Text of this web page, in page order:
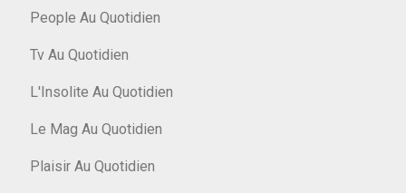
People Au Quotidien
Tv Au Quotidien
L'Insolite Au Quotidien
Le Mag Au Quotidien
Plaisir Au Quotidien